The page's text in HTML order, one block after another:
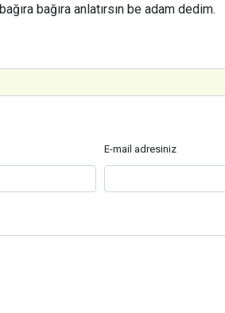
bağıra anlatırsın be adam dedim.
E-mail adresiniz